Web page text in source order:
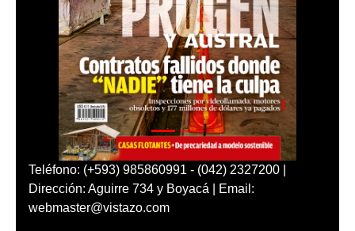
Teléfono: (+593) 985860991 - (042) 2327200 |
Dirección: Aguirre 734 y Boyacá | Email:
webmaster@vistazo.com